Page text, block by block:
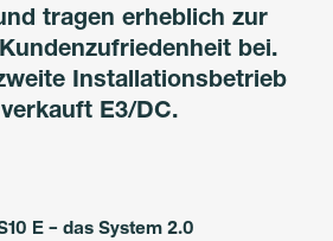
tragen erheblich zur
bei.
Installationsbetrieb
E3/DC.
E – das System 2.0